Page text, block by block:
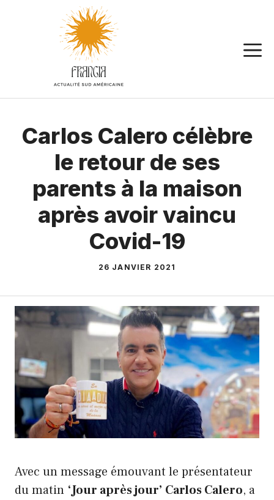
Carlos Calero célèbre
le retour de ses
parents à la maison
après avoir vaincu
Covid-19
26 JANVIER 2021
Avec un message émouvant le présentateur
du matin ‘Jour après jour’ Carlos Calero, a